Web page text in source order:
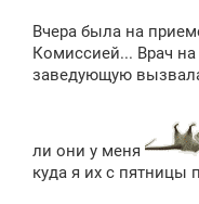
Вчера была на
Комиссией... Врач
заведующую
ли они у меня
куда я их с пятницы